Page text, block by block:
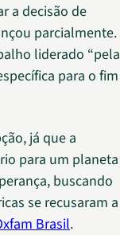
a decisão de
parcialmente.
liderado “pela
para o fim
já que a
para um planeta
buscando
se recusaram a
Brasil.